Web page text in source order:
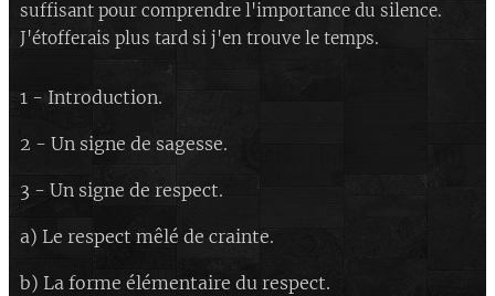
suffisant pour comprendre l'importance du silence.
J'étofferais plus tard si j'en trouve le temps.
1 - Introduction.
2 - Un signe de sagesse.
3 - Un signe de respect.
a) Le respect mêlé de crainte.
b) La forme élémentaire du respect.